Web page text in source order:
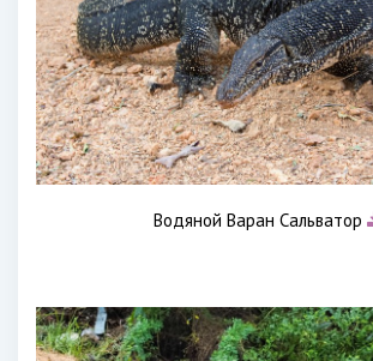
Водяной Варан Сальватор